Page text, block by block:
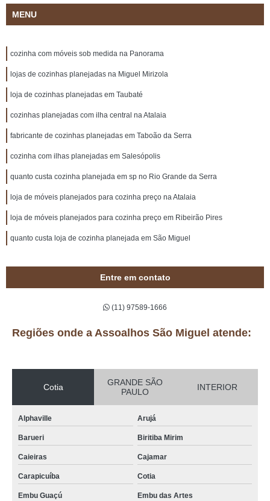
MENU
cozinha com móveis sob medida na Panorama
lojas de cozinhas planejadas na Miguel Mirizola
loja de cozinhas planejadas em Taubaté
cozinhas planejadas com ilha central na Atalaia
fabricante de cozinhas planejadas em Taboão da Serra
cozinha com ilhas planejadas em Salesópolis
quanto custa cozinha planejada em sp no Rio Grande da Serra
loja de móveis planejados para cozinha preço na Atalaia
loja de móveis planejados para cozinha preço em Ribeirão Pires
quanto custa loja de cozinha planejada em São Miguel
Entre em contato
(11) 97589-1666
Regiões onde a Assoalhos São Miguel atende:
Cotia
GRANDE SÃO
PAULO
INTERIOR
Alphaville Arujá
Barueri Biritiba Mirim
Caieiras Cajamar
Carapicuíba Cotia
Embu Guaçú Embu das Artes